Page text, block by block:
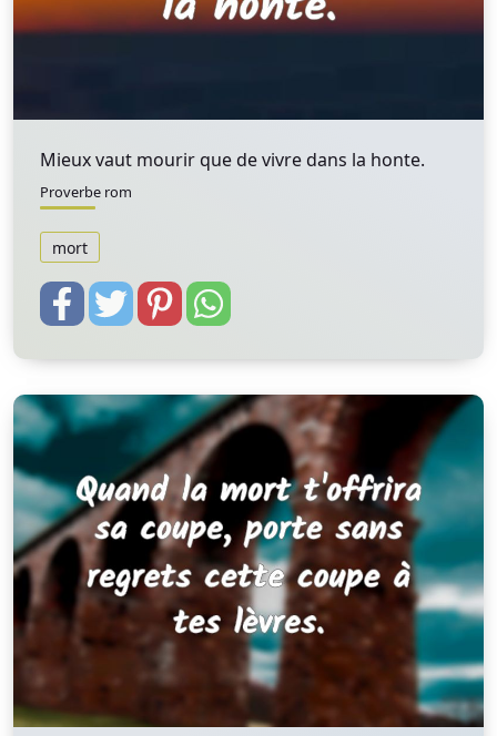
Mieux vaut mourir que de vivre dans la honte.
Proverbe rom
mort